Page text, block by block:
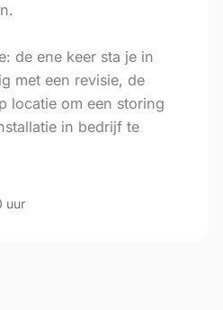
de ene keer sta je in
met een revisie, de
locatie om een storing
in bedrijf te
uur